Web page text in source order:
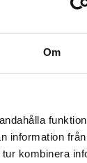
Om
information
kombinera
Följ oss i
brev till
i